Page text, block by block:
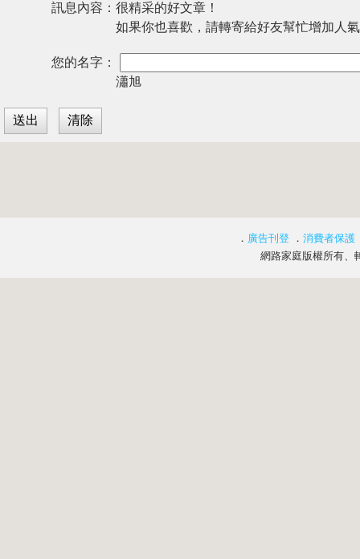
訊息內容： 很精采的好文章！
如果你也喜歡，請轉寄給好友幫忙增加人
您的名字：
瀟旭
． 廣告刊登 ． 消費者保護
網路家庭版權所有、